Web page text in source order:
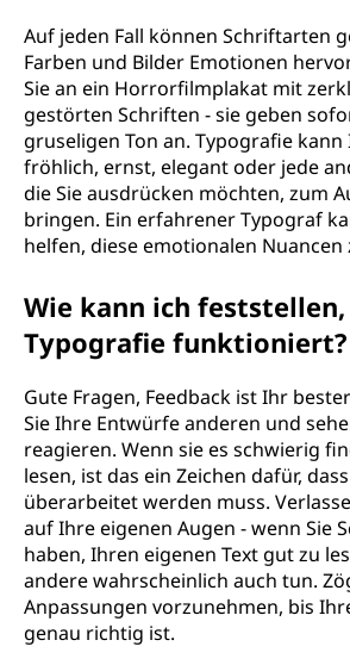
Auf jeden Fall können Schriftarten
Farben und Bilder Emotionen
Sie an ein Horrorfilmplakat mit
gestörten Schriften - sie geben
gruseligen Ton an. Typografie
fröhlich, ernst, elegant oder jede
die Sie ausdrücken möchten, zum
bringen. Ein erfahrener Typograf
helfen, diese emotionalen Nuancen
Wie kann ich
Typografie funktioniert?
Gute Fragen, Feedback ist Ihr
Sie Ihre Entwürfe anderen und
reagieren. Wenn sie es schwierig
lesen, ist das ein Zeichen dafür,
überarbeitet werden muss.
auf Ihre eigenen Augen - wenn Sie
haben, Ihren eigenen Text gut zu
andere wahrscheinlich auch tun.
Anpassungen vorzunehmen, bis
genau richtig ist.